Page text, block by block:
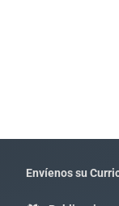
Envíenos su